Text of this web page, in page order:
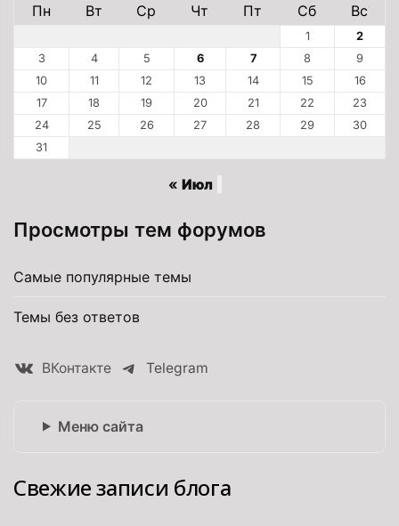
Пн
Вт Ср Чт Пт Сб Вс
1
2
3
4 5 6 7 8
9
10
11 12 13 14 15
16
17
18 19 20 21 22
23
24
25 26 27 28 29
30
31
« Июл
Просмотры тем форумов
Самые популярные темы
Темы без ответов
ВКонтакте Telegram
Меню сайта
Свежие записи блога